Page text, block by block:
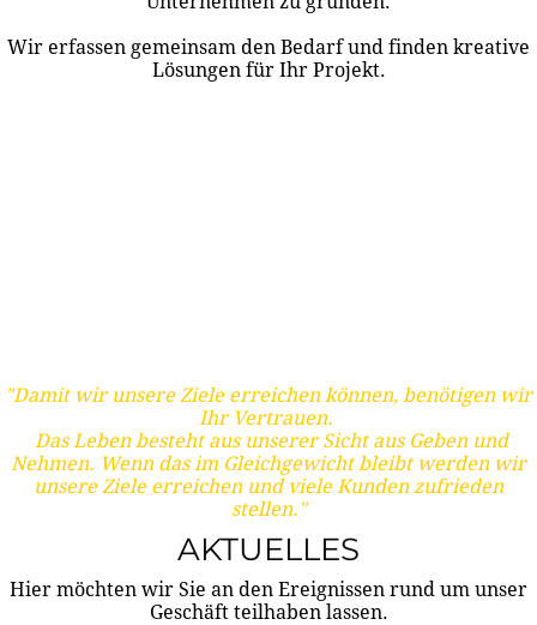
Wir erfassen gemeinsam den Bedarf und finden kreative
Lösungen für Ihr Projekt.
"Damit wir unsere Ziele erreichen können, benötigen wir
Ihr Vertrauen.
Das Leben besteht aus unserer Sicht aus Geben und
Nehmen. Wenn das im Gleichgewicht bleibt werden wir
unsere Ziele erreichen und viele Kunden zufrieden
stellen."
AKTUELLES
Hier möchten wir Sie an den Ereignissen rund um unser
Geschäft teilhaben lassen.